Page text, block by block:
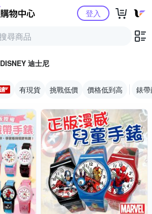
Yahoo購物中心登入
DISNEY 迪士尼
有現貨 挑戰低價 價格低到高 錶